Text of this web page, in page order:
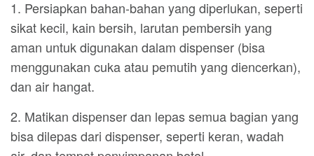
1. Persiapkan bahan-bahan yang diperlukan, seperti
sikat kecil, kain bersih, larutan pembersih yang
aman untuk digunakan dalam dispenser (bisa
menggunakan cuka atau pemutih yang diencerkan),
dan air hangat.
2. Matikan dispenser dan lepas semua bagian yang
bisa dilepas dari dispenser, seperti keran, wadah